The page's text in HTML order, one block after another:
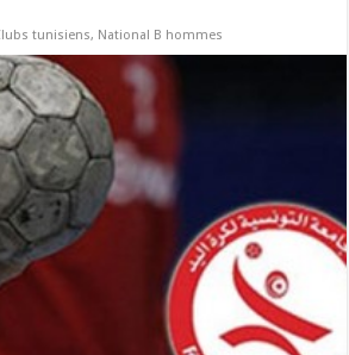
tunisiens, National B hommes